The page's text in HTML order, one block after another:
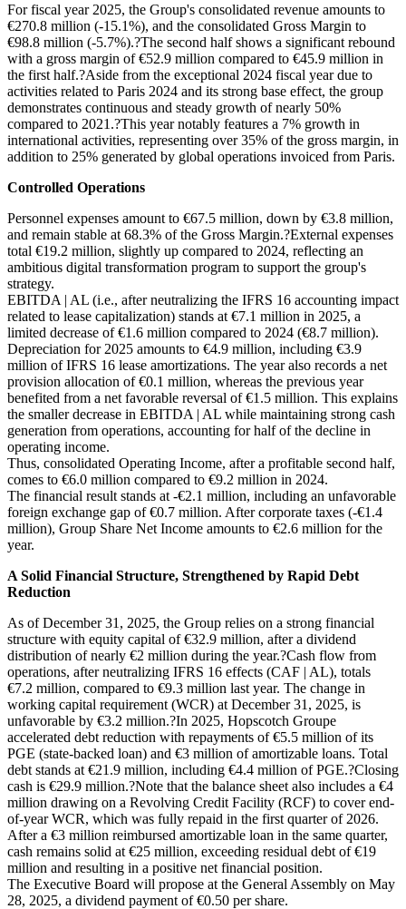
For fiscal year 2025, the Group's consolidated revenue amounts to
€270.8 million (-15.1%), and the consolidated Gross Margin to
€98.8 million (-5.7%).?The second half shows a significant rebound
with a gross margin of €52.9 million compared to €45.9 million in
the first half.?Aside from the exceptional 2024 fiscal year due to
activities related to Paris 2024 and its strong base effect, the group
demonstrates continuous and steady growth of nearly 50%
compared to 2021.?This year notably features a 7% growth in
international activities, representing over 35% of the gross margin, in
addition to 25% generated by global operations invoiced from Paris.
Controlled Operations
Personnel expenses amount to €67.5 million, down by €3.8 million,
and remain stable at 68.3% of the Gross Margin.?External expenses
total €19.2 million, slightly up compared to 2024, reflecting an
ambitious digital transformation program to support the group's
strategy.
EBITDA | AL (i.e., after neutralizing the IFRS 16 accounting impact
related to lease capitalization) stands at €7.1 million in 2025, a
limited decrease of €1.6 million compared to 2024 (€8.7 million).
Depreciation for 2025 amounts to €4.9 million, including €3.9
million of IFRS 16 lease amortizations. The year also records a net
provision allocation of €0.1 million, whereas the previous year
benefited from a net favorable reversal of €1.5 million. This explains
the smaller decrease in EBITDA | AL while maintaining strong cash
generation from operations, accounting for half of the decline in
operating income.
Thus, consolidated Operating Income, after a profitable second half,
comes to €6.0 million compared to €9.2 million in 2024.
The financial result stands at -€2.1 million, including an unfavorable
foreign exchange gap of €0.7 million. After corporate taxes (-€1.4
million), Group Share Net Income amounts to €2.6 million for the
year.
A Solid Financial Structure, Strengthened by Rapid Debt
Reduction
As of December 31, 2025, the Group relies on a strong financial
structure with equity capital of €32.9 million, after a dividend
distribution of nearly €2 million during the year.?Cash flow from
operations, after neutralizing IFRS 16 effects (CAF | AL), totals
€7.2 million, compared to €9.3 million last year. The change in
working capital requirement (WCR) at December 31, 2025, is
unfavorable by €3.2 million.?In 2025, Hopscotch Groupe
accelerated debt reduction with repayments of €5.5 million of its
PGE (state-backed loan) and €3 million of amortizable loans. Total
debt stands at €21.9 million, including €4.4 million of PGE.?Closing
cash is €29.9 million.?Note that the balance sheet also includes a €4
million drawing on a Revolving Credit Facility (RCF) to cover end-
of-year WCR, which was fully repaid in the first quarter of 2026.
After a €3 million reimbursed amortizable loan in the same quarter,
cash remains solid at €25 million, exceeding residual debt of €19
million and resulting in a positive net financial position.
The Executive Board will propose at the General Assembly on May
28, 2025, a dividend payment of €0.50 per share.